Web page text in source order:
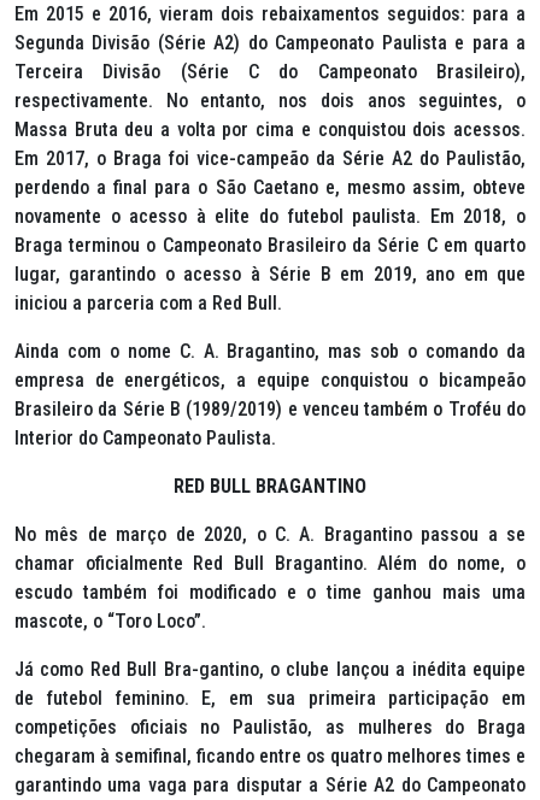
Em 2015 e 2016, vieram dois rebaixamentos seguidos: para a
Segunda Divisão (Série A2) do Campeonato Paulista e para a
Terceira Divisão (Série C do Campeonato Brasileiro),
respectivamente. No entanto, nos dois anos seguintes, o
Massa Bruta deu a volta por cima e conquistou dois acessos.
Em 2017, o Braga foi vice-campeão da Série A2 do Paulistão,
perdendo a final para o São Caetano e, mesmo assim, obteve
novamente o acesso à elite do futebol paulista. Em 2018, o
Braga terminou o Campeonato Brasileiro da Série C em quarto
lugar, garantindo o acesso à Série B em 2019, ano em que
iniciou a parceria com a Red Bull.
Ainda com o nome C. A. Bragantino, mas sob o comando da
empresa de energéticos, a equipe conquistou o bicampeão
Brasileiro da Série B (1989/2019) e venceu também o Troféu do
Interior do Campeonato Paulista.
RED BULL BRAGANTINO
No mês de março de 2020, o C. A. Bragantino passou a se
chamar oficialmente Red Bull Bragantino. Além do nome, o
escudo também foi modificado e o time ganhou mais uma
mascote, o “Toro Loco”.
Já como Red Bull Bra-gantino, o clube lançou a inédita equipe
de futebol feminino. E, em sua primeira participação em
competições oficiais no Paulistão, as mulheres do Braga
chegaram à semifinal, ficando entre os quatro melhores times e
garantindo uma vaga para disputar a Série A2 do Campeonato